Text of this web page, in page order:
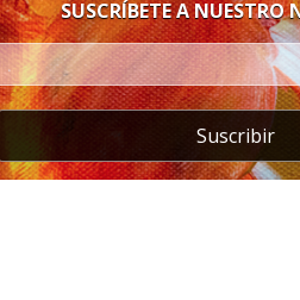
SUSCRÍBETE A NUESTRO
Suscribir